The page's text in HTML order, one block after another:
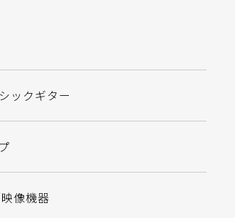
ックギター
像機器